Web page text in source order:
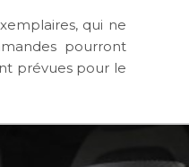
qui ne
pourront
prévues pour le